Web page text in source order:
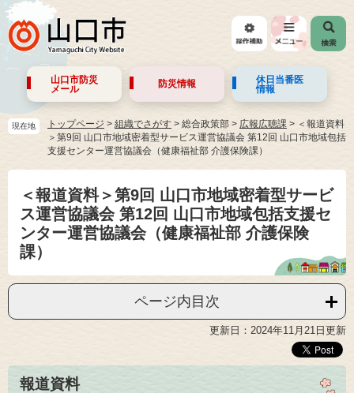
山口市防災
メール
防災情報
休日当番医
情報
現在地 トップページ > 組織でさがす > 総合政策部 > 広報広聴課 > ＜報道資料
＞第9回 山口市地域密着型サービス運営協議会 第12回 山口市地域包括
支援センター運営協議会（健康福祉部 介護保険課）
＜報道資料＞第9回 山口市地域密着型サービ
ス運営協議会 第12回 山口市地域包括支援セ
ンター運営協議会（健康福祉部 介護保険
課）
ページ内目次
更新日：2024年11月21日更新
報道資料